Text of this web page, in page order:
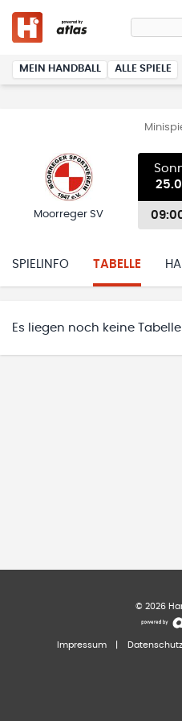
MEIN HANDBALL ALLE SPIELE
Moorreger SV
SPIELINFO TABELLE
Es liegen noch keine
© 2026
Impressum Datenschutz